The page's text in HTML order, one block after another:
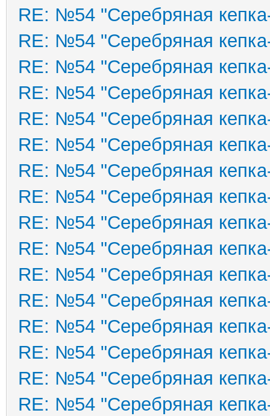
RE: №54 "Серебряная
RE: №54 "Серебряная
RE: №54 "Серебряная
RE: №54 "Серебряная
RE: №54 "Серебряная
RE: №54 "Серебряная
RE: №54 "Серебряная
RE: №54 "Серебряная
RE: №54 "Серебряная
RE: №54 "Серебряная
RE: №54 "Серебряная
RE: №54 "Серебряная
RE: №54 "Серебряная
RE: №54 "Серебряная
RE: №54 "Серебряная
RE: №54 "Серебряная